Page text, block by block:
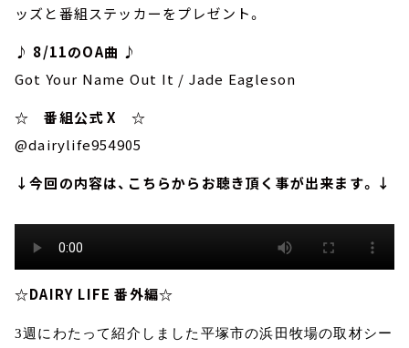
ッズと番組ステッカーをプレゼント。
♪ 8/11のOA曲 ♪
Got Your Name Out It / Jade Eagleson
☆ 番組公式 X ☆
@dairylife954905
↓今回の内容は、こちらからお聴き頂く事が出来ます。↓
☆DAIRY LIFE 番外編☆
3週にわたって紹介しました平塚市の浜田牧場の取材シー